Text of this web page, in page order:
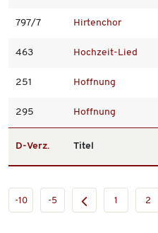
797/7 Hirtenchor
463 Hochzeit-Lied
251 Hoffnung
295 Hoffnung
D-Verz. Titel
-10 -5 1 2